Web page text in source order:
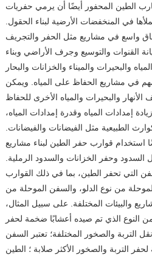
الطين المحفور أيضًا أن يرمي حفريات
في المنخفضات الأرضية لبناء الحقول.
واسع في مشاريع مثل الحفر والتجريف
القنوات والتوسيع وجرف الأراضي وبناء
والبحيرات والميناء والخزانات والبحار
في مشاريع الحفاظ على المياه. ويمكن
والبحيرات والمياه الأخرى للحفاظ
إمدادات المياه وقدرة إمدادات المياه،
الطبيعية مثل الفيضانات والفيضانات.
قوارب حفر الطين لبناء مشاريع
السدود وحفر الخزانات والسدود الرملية.
التي تحفر الطين، بما في ذلك القوارب
من نوع الدلو، والسفن الموحلة من
والبيئات المختلفة. على سبيل المثال،
النوع الذي تم صيده أعشابًا ضخمة لحفر
التربة والصخور المختلفة؛ تعتبر السفن
لحفر التربة والصخور الأكثر صلابة ؛ الطين